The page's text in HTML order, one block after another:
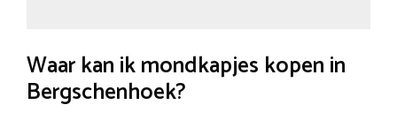
Waar kan ik mondkapjes kopen in
Bergschenhoek?